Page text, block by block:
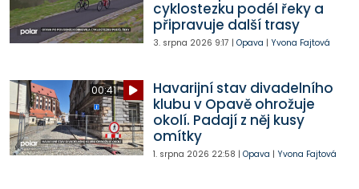
cyklostezku podél řeky a
připravuje další trasy
3. srpna 2026 9:17 | Opava | Yvona Fajtová
00:41
Havarijní stav divadelního
klubu v Opavě ohrožuje
okolí. Padají z něj kusy
omítky
1. srpna 2026 22:58 | Opava | Yvona Fajtová